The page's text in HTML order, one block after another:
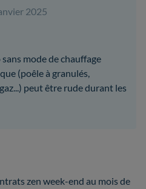
2025
mode de chauffage
(poêle à granulés,
peut être rude durant les
zen week-end au mois de